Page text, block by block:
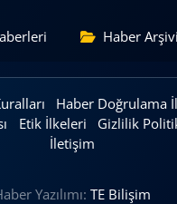
Haber Arşivi
Haber Doğrulama
Etik İlkeleri Gizlilik
İletişim
Yazılımı: TE Bilişim